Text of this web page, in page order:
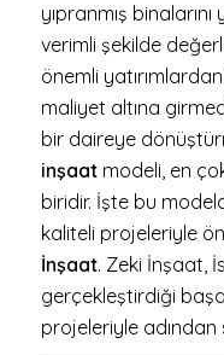
yıpranmış
verimli şekilde
önemli
maliyet altına
bir daireye
inşaatmodeli, en
biridir. İşte bu
kaliteli projeleriyle
İnşaat. Zeki İnşaat,
gerçekleştirdiği
projeleriyle